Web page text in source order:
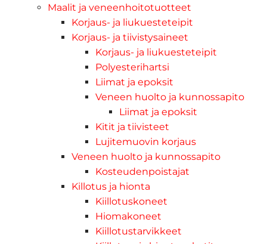
Maalit ja veneenhoitotuotteet
Korjaus- ja liukuesteteipit
Korjaus- ja tiivistysaineet
Korjaus- ja liukuesteteipit
Polyesterihartsi
Liimat ja epoksit
Veneen huolto ja kunnossapito
Liimat ja epoksit
Kitit ja tiivisteet
Lujitemuovin korjaus
Veneen huolto ja kunnossapito
Kosteudenpoistajat
Killotus ja hionta
Kiillotuskoneet
Hiomakoneet
Kiillotustarvikkeet